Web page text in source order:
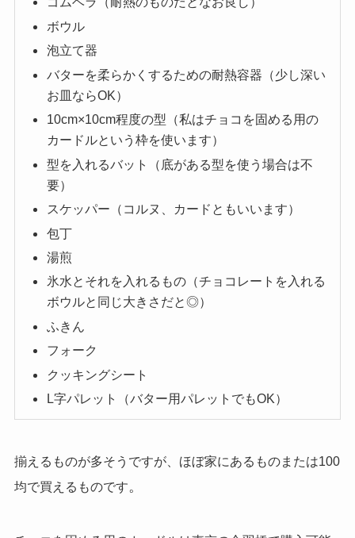
ボウル
泡立て器
バターを柔らかくするための耐熱容器（少し深い
お皿ならOK）
10cm×10cm程度の型（私はチョコを固める用の
カードルという枠を使います）
型を入れるバット（底がある型を使う場合は不
要）
スケッパー（コルヌ、カードともいいます）
包丁
湯煎
氷水とそれを入れるもの（チョコレートを入れる
ボウルと同じ大きさだと◎）
ふきん
フォーク
クッキングシート
L字パレット（バター用パレットでもOK）
揃えるものが多そうですが、ほぼ家にあるものまたは100
均で買えるものです。